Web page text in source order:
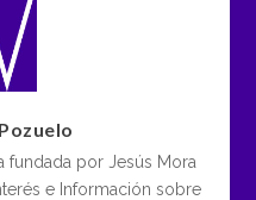
fundada por Jesús Mora
e Información sobre